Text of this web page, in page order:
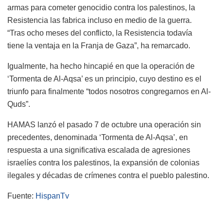
armas para cometer genocidio contra los palestinos, la
Resistencia las fabrica incluso en medio de la guerra.
“Tras ocho meses del conflicto, la Resistencia todavía
tiene la ventaja en la Franja de Gaza”, ha remarcado.
Igualmente, ha hecho hincapié en que la operación de
‘Tormenta de Al-Aqsa’ es un principio, cuyo destino es el
triunfo para finalmente “todos nosotros congregarnos en Al-
Quds”.
HAMAS lanzó el pasado 7 de octubre una operación sin
precedentes, denominada ‘Tormenta de Al-Aqsa’, en
respuesta a una significativa escalada de agresiones
israelíes contra los palestinos, la expansión de colonias
ilegales y décadas de crímenes contra el pueblo palestino.
Fuente: HispanTv